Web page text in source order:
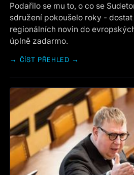
Podařilo se mu to, o co se
sdružení pokoušelo roky -
regionálních novin do
úplně zadarmo.
ČÍST PŘEHLED →